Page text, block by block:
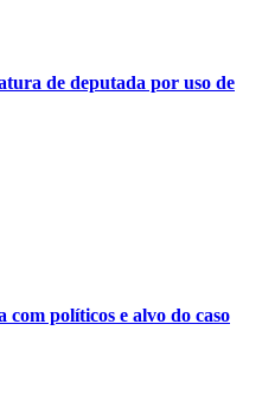
de deputada por uso de
com políticos e alvo do caso